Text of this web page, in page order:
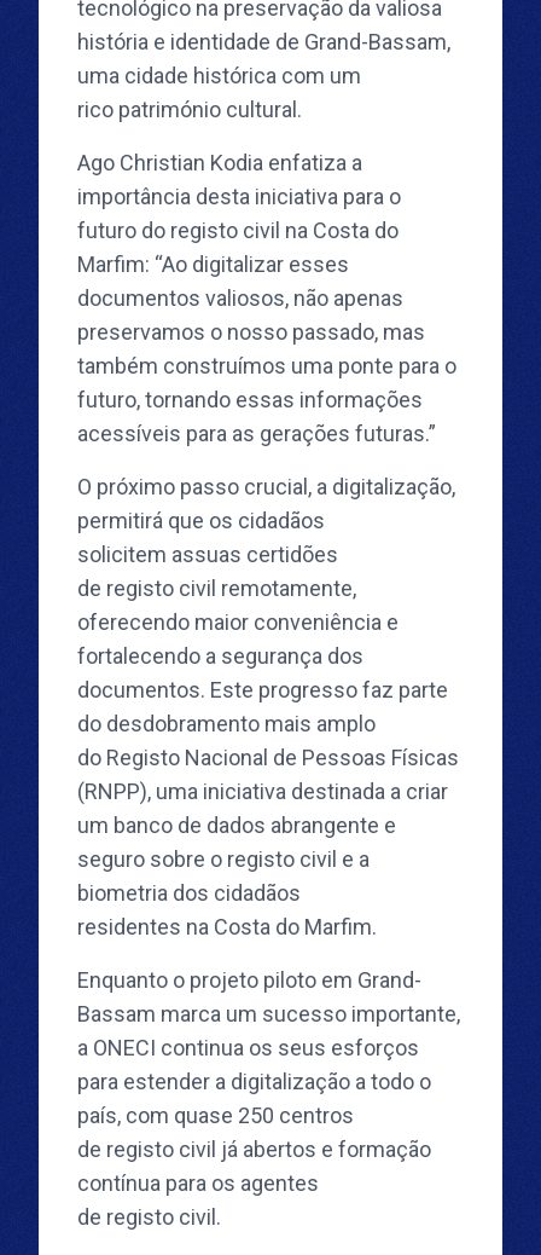
tecnológico na preservação da valiosa
história e identidade de Grand-Bassam,
uma cidade histórica com um
rico património cultural.
Ago Christian Kodia enfatiza a
importância desta iniciativa para o
futuro do registo civil na Costa do
Marfim: “Ao digitalizar esses
documentos valiosos, não apenas
preservamos o nosso passado, mas
também construímos uma ponte para o
futuro, tornando essas informações
acessíveis para as gerações futuras.”
O próximo passo crucial, a digitalização,
permitirá que os cidadãos
solicitem assuas certidões
de registo civil remotamente,
oferecendo maior conveniência e
fortalecendo a segurança dos
documentos. Este progresso faz parte
do desdobramento mais amplo
do Registo Nacional de Pessoas Físicas
(RNPP), uma iniciativa destinada a criar
um banco de dados abrangente e
seguro sobre o registo civil e a
biometria dos cidadãos
residentes na Costa do Marfim.
Enquanto o projeto piloto em Grand-
Bassam marca um sucesso importante,
a ONECI continua os seus esforços
para estender a digitalização a todo o
país, com quase 250 centros
de registo civil já abertos e formação
contínua para os agentes
de registo civil.